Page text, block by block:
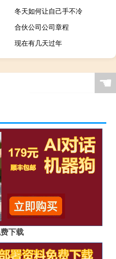
冬天如何让自己手不冷
合伙公司公司章程
现在有几天过年
☚
下载